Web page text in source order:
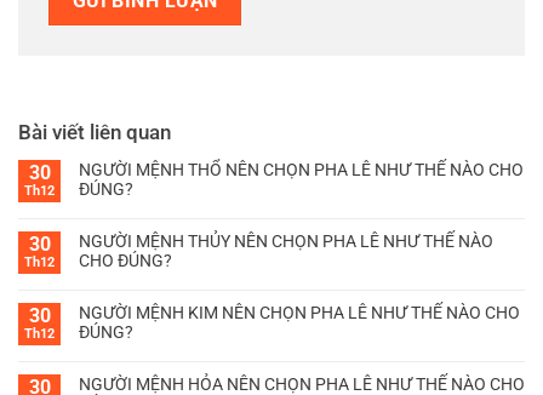
Bài viết liên quan
30
Th12
NGƯỜI MỆNH THỔ NÊN CHỌN PHA LÊ NHƯ THẾ NÀO CHO
ĐÚNG?
30
Th12
NGƯỜI MỆNH THỦY NÊN CHỌN PHA LÊ NHƯ THẾ NÀO
CHO ĐÚNG?
30
Th12
NGƯỜI MỆNH KIM NÊN CHỌN PHA LÊ NHƯ THẾ NÀO CHO
ĐÚNG?
30
NGƯỜI MỆNH HỎA NÊN CHỌN PHA LÊ NHƯ THẾ NÀO CHO